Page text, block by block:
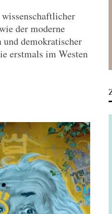
der moderne
demokratischer
erstmals im Westen